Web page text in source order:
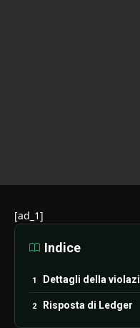
[ad_1]
Indice
Dettagli della
Risposta di Ledger